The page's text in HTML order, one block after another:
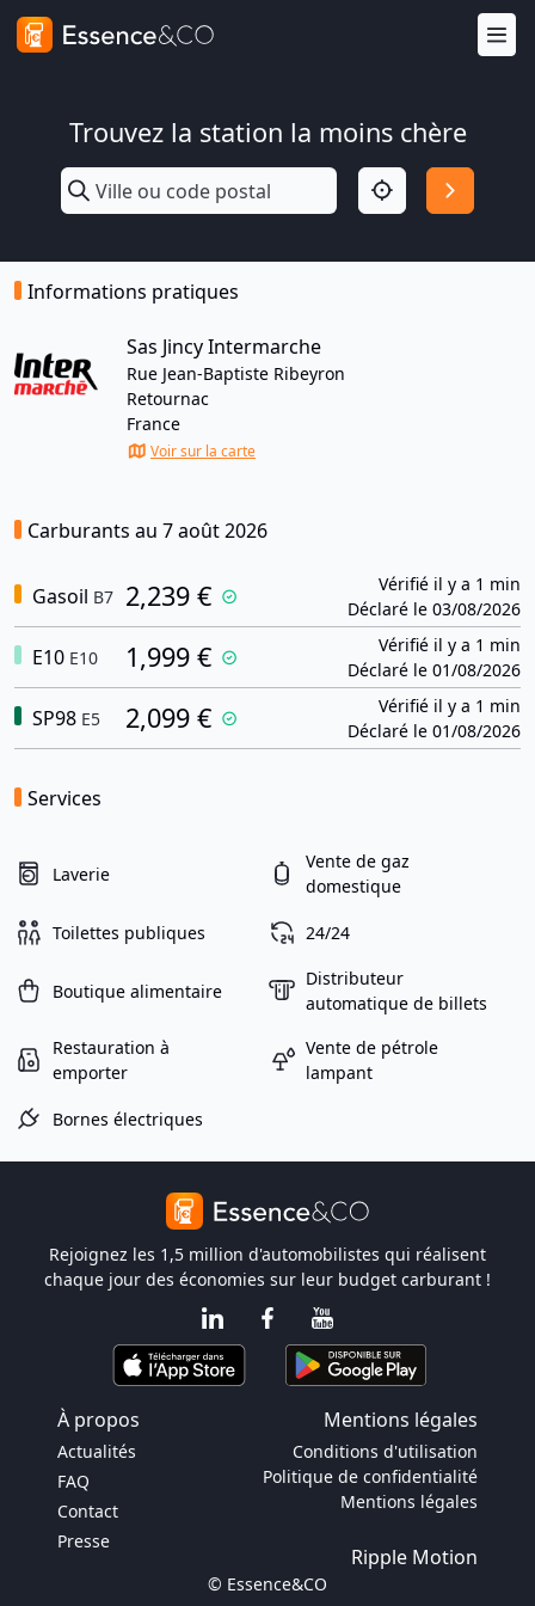
Trouvez la station la moins chère
Informations pratiques
Sas Jincy Intermarche
Rue Jean-Baptiste Ribeyron
Retournac
France
Voir sur la carte
Carburants au 7 août 2026
Gasoil B7 2,239 €
Vérifié il y a 1 min
Déclaré le 03/08/2026
E10 E10 1,999 €
Vérifié il y a 1 min
Déclaré le 01/08/2026
SP98 E5 2,099 €
Vérifié il y a 1 min
Déclaré le 01/08/2026
Services
Laverie
Vente de gaz
domestique
Toilettes publiques 24/24
Boutique alimentaire
Distributeur
automatique de billets
Restauration à
emporter
Vente de pétrole
lampant
Bornes électriques
Rejoignez les 1,5 million d'automobilistes qui réalisent
chaque jour des économies sur leur budget carburant !
À propos Mentions légales
Actualités
FAQ
Contact
Presse
Conditions d'utilisation
Politique de confidentialité
Mentions légales
Ripple Motion
© Essence&CO